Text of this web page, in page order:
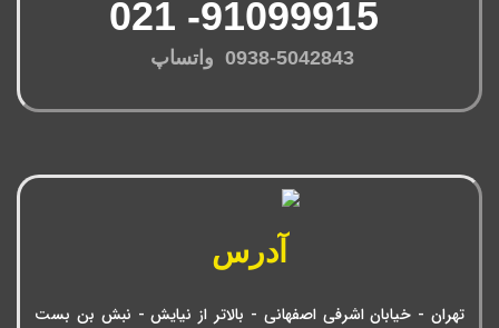
0938-5042843 واتساپ
آدرس
تهران - خیابان اشرفی اصفهانی - بالاتر از نیایش - نبش بن بست